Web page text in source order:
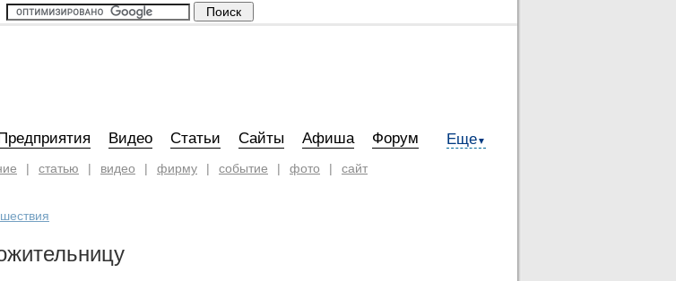
Видео Статьи Сайты Афиша Форум Еще▼
| статью | видео | фирму | событие | фото | сайт